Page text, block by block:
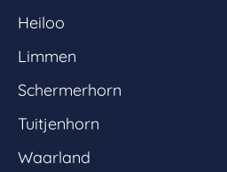
Heiloo
Limmen
Schermerhorn
Tuitjenhorn
Waarland